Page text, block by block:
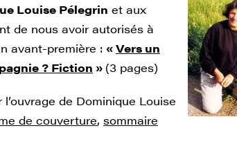
Louise Pélegrin et aux
de nous avoir autorisés à
avant-première : «Vers un
? Fiction » (3 pages)
de Dominique Louise
de couverture, sommaire